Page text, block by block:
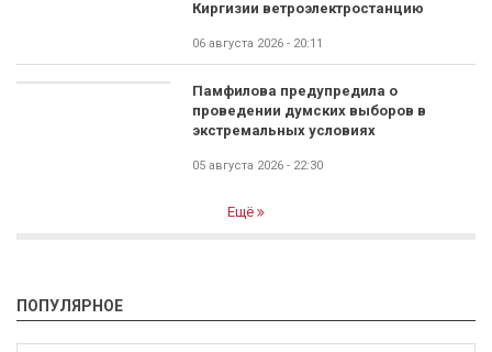
Киргизии ветроэлектростанцию
06 августа 2026 - 20:11
Памфилова предупредила о
проведении думских выборов в
экстремальных условиях
05 августа 2026 - 22:30
Ещё
ПОПУЛЯРНОЕ